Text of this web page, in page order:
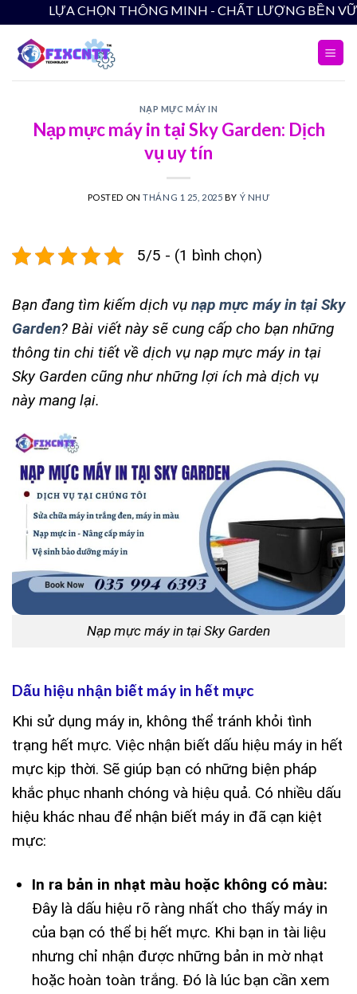
to
content
LỰA CHỌN THÔNG MINH -
NẠP MỰC MÁY IN
Nạp mực máy in tại Sky Garden: Dịch
vụ uy tín
POSTED ONTHÁNG 1 25, 2025 BY Ý NHƯ
5/5 - (1 bình chọn)
Bạn đang tìm kiếm dịch vụ nạp mực máy in tại Sky
Garden? Bài viết này sẽ cung cấp cho bạn những
thông tin chi tiết về dịch vụ nạp mực máy in tại
Sky Garden cũng như những lợi ích mà dịch vụ
này mang lại.
Nạp mực máy in tại Sky Garden
Dấu hiệu nhận biết máy in hết mực
Khi sử dụng máy in, không thể tránh khỏi tình
trạng hết mực. Việc nhận biết dấu hiệu máy in hết
mực kịp thời. Sẽ giúp bạn có những biện pháp
khắc phục nhanh chóng và hiệu quả. Có nhiều dấu
hiệu khác nhau để nhận biết máy in đã cạn kiệt
mực:
In ra bản in nhạt màu hoặc không có màu:
Đây là dấu hiệu rõ ràng nhất cho thấy máy in
của bạn có thể bị hết mực. Khi bạn in tài liệu
nhưng chỉ nhận được những bản in mờ nhạt
hoặc hoàn toàn trắng. Đó là lúc bạn cần xem